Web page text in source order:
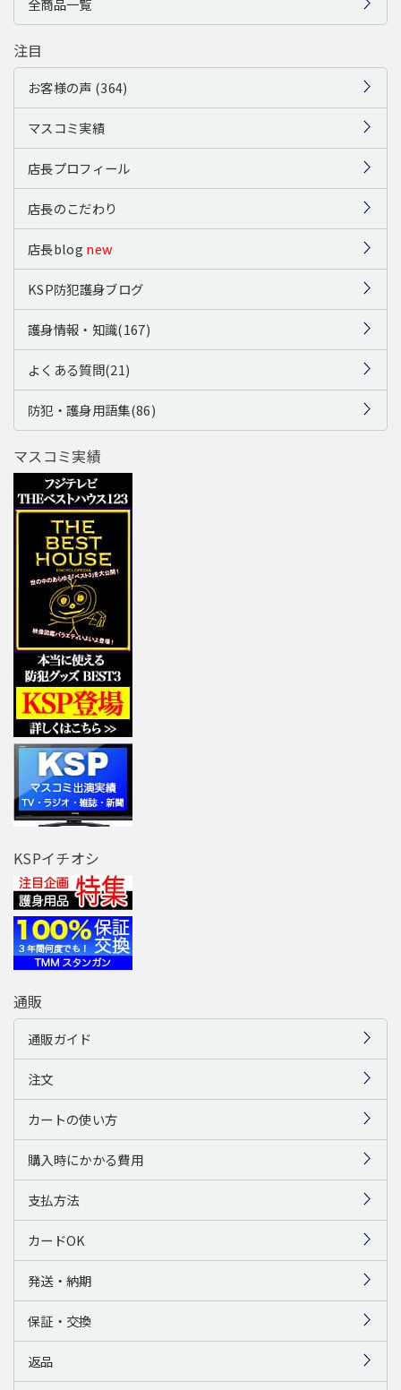
全商品一覧
注目
お客様の声 (364)
マスコミ実績
店長プロフィール
店長のこだわり
店長blog new
KSP防犯護身ブログ
護身情報・知識(167)
よくある質問(21)
防犯・護身用語集(86)
マスコミ実績
KSPイチオシ
通販
通販ガイド
注文
カートの使い方
購入時にかかる費用
支払方法
カードOK
発送・納期
保証・交換
返品